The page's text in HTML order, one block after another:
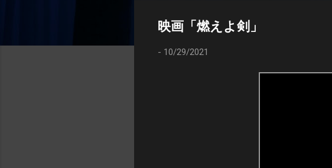
映画「燃えよ剣」
- 10/29/2021